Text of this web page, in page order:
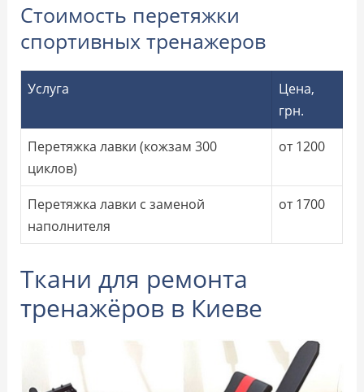
Стоимость перетяжки
спортивных тренажеров
Услуга
Цена,
грн.
Перетяжка лавки (кожзам 300
циклов)
от 1200
Перетяжка лавки с заменой
наполнителя
от 1700
Ткани для ремонта
тренажёров в Киеве